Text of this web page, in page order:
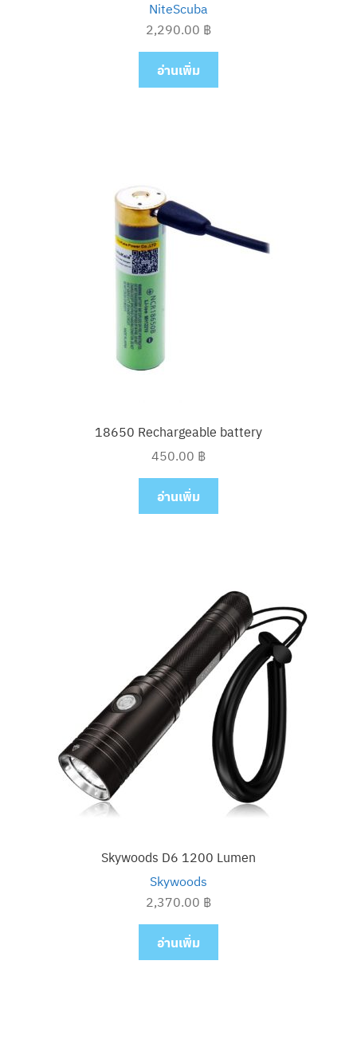
NiteScuba
2,290.00 ฿
อ่านเพิ่ม
18650 Rechargeable battery
450.00 ฿
อ่านเพิ่ม
Skywoods D6 1200 Lumen
Skywoods
2,370.00 ฿
อ่านเพิ่ม